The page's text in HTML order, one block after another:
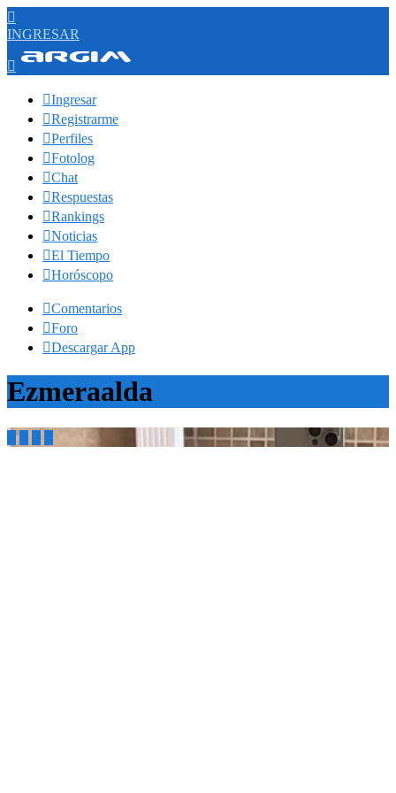

INGRESAR

Ingresar
Registrarme
Perfiles
Fotolog
Chat
Respuestas
Rankings
Noticias
El Tiempo
Horóscopo
Comentarios
Foro
Descargar App
Ezmeraalda